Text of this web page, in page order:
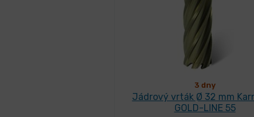
3 dny
Jádrový vrták Ø 32 mm
GOLD-LINE 55